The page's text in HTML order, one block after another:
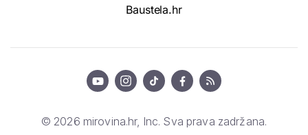
Baustela.hr
© 2026 mirovina.hr, Inc. Sva prava zadržana.